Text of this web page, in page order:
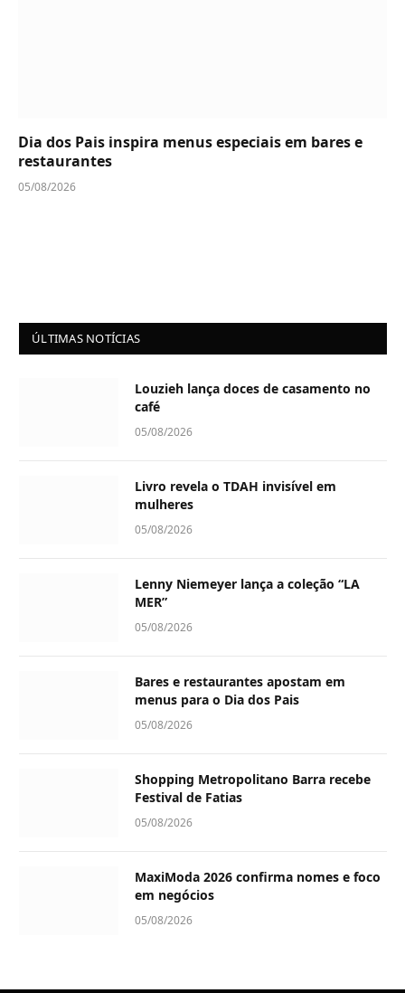
Dia dos Pais inspira menus especiais em bares e
restaurantes
05/08/2026
ÚLTIMAS NOTÍCIAS
Louzieh lança doces de casamento no
café
05/08/2026
Livro revela o TDAH invisível em
mulheres
05/08/2026
Lenny Niemeyer lança a coleção “LA
MER”
05/08/2026
Bares e restaurantes apostam em
menus para o Dia dos Pais
05/08/2026
Shopping Metropolitano Barra recebe
Festival de Fatias
05/08/2026
MaxiModa 2026 confirma nomes e foco
em negócios
05/08/2026